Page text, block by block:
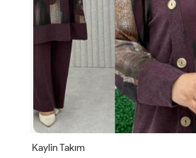
Kaylin Takım